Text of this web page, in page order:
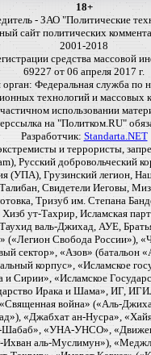
18+
- ЗАО "Политические
сайт политических
2001-2018
средства
69227 от 06 апреля 2017 г.
Федеральная служба по
технологий и массовых
использовании
на "Политком.RU"
Разработчик: Standarta.NET
и террористы,
Русский добровольческий
(УПА), Грузинский легион,
Свидетели Иеговы,
Тризуб им. Степана
ут-Тахрир, Исламская
валь-Джихад, АУЕ,
(«Легион Свобода России»),
сектор», «Азов» (батальон
корпус», «Исламское
и Сирии», «Исламское
Ирака и Шама», ИГ,
война» («Аль-
«Джабхат ан-Нусра»,
«УНА-УНСО»,
Ихван аль-Муслимун»),